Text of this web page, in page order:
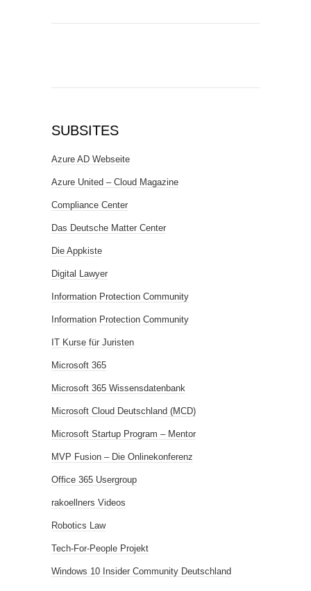
SUBSITES
Azure AD Webseite
Azure United – Cloud Magazine
Compliance Center
Das Deutsche Matter Center
Die Appkiste
Digital Lawyer
Information Protection Community
Information Protection Community
IT Kurse für Juristen
Microsoft 365
Microsoft 365 Wissensdatenbank
Microsoft Cloud Deutschland (MCD)
Microsoft Startup Program – Mentor
MVP Fusion – Die Onlinekonferenz
Office 365 Usergroup
rakoellners Videos
Robotics Law
Tech-For-People Projekt
Windows 10 Insider Community Deutschland